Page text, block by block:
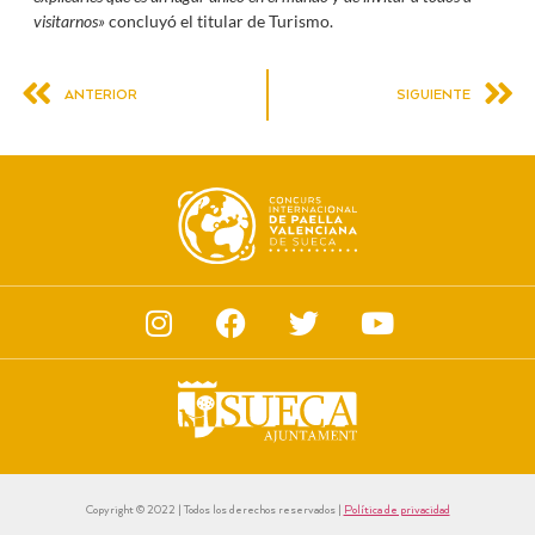
visitarnos»concluyó el titular de Turismo.
ANTERIOR SIGUIENTE
Copyright © 2022 | Todos los derechos reservados | Política de privacidad